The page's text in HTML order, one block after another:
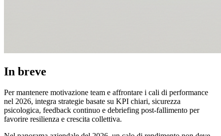
In breve
Per mantenere motivazione team e affrontare i cali di performance
nel 2026, integra strategie basate su KPI chiari, sicurezza
psicologica, feedback continuo e debriefing post-fallimento per
favorire resilienza e crescita collettiva.